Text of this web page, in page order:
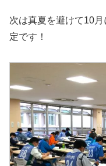
次は真夏を避けて10
定です！